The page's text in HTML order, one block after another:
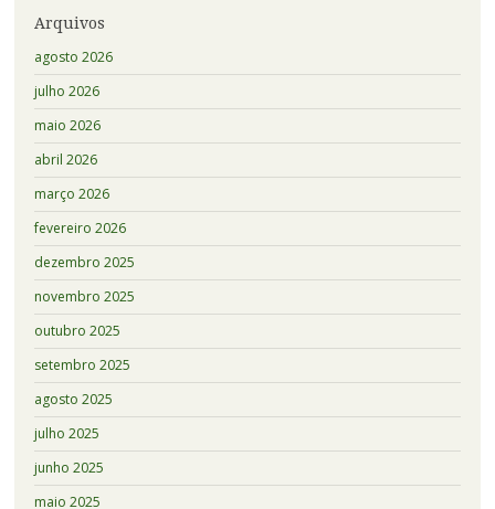
Arquivos
agosto 2026
julho 2026
maio 2026
abril 2026
março 2026
fevereiro 2026
dezembro 2025
novembro 2025
outubro 2025
setembro 2025
agosto 2025
julho 2025
junho 2025
maio 2025